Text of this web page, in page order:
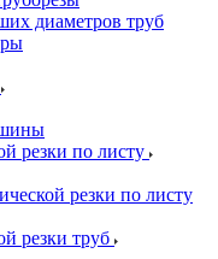
диаметров труб
резки по листу
резки по листу
резки труб